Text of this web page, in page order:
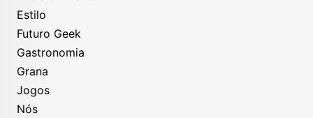
Estilo
Futuro Geek
Gastronomia
Grana
Jogos
Nós